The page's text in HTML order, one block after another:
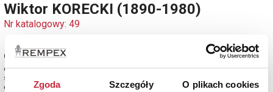
Zgoda Szczegóły O plikach cookies
Wiktor KORECKI (1890-1980)
Nr katalogowy: 49
Chaty w śniegu
olej, płótno; 44,5 x 59 cm;
sygn. p. d.: WITKOR KORECKI
estymacja: 4 500 - 5 000 zł